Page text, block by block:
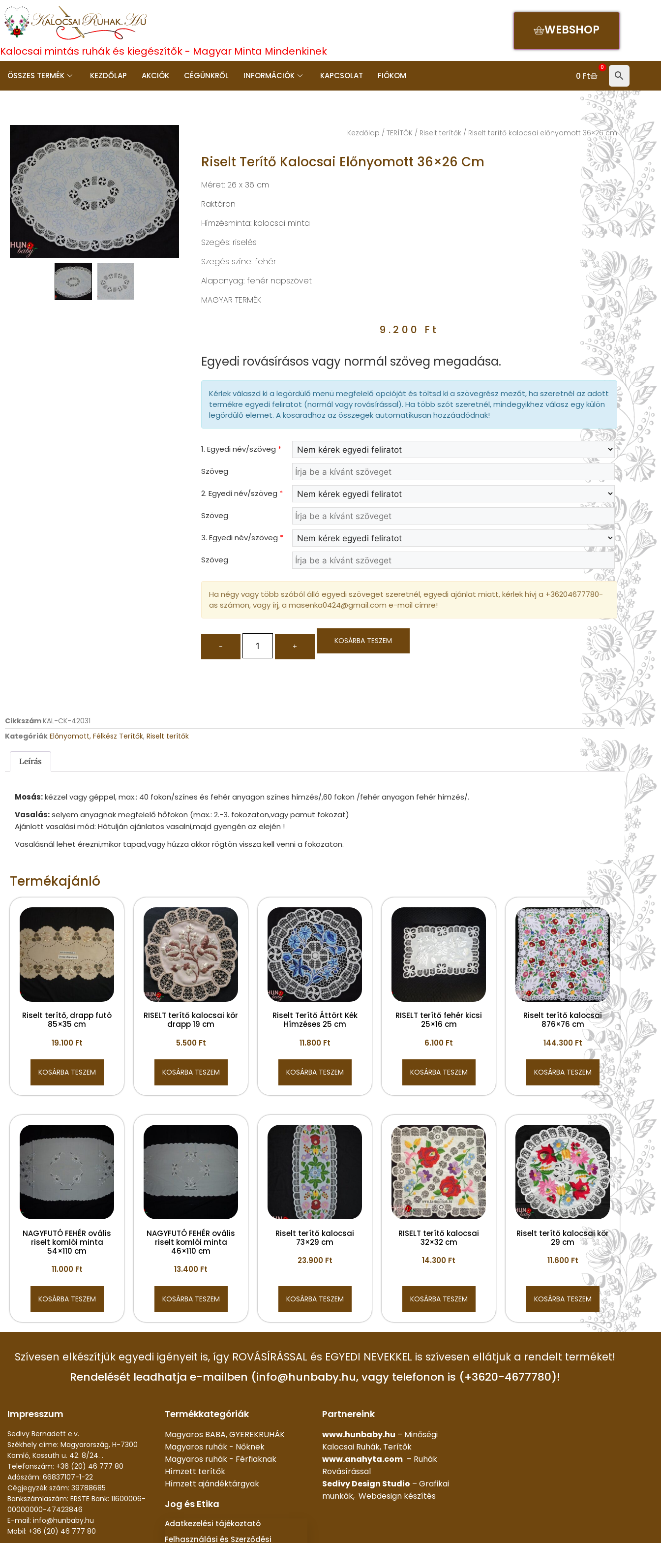
Kalocsai mintás ruhák és kiegészítők - Magyar Minta Mindenkinek
WEBSHOP
ÖSSZES TERMÉK KEZDŐLAP AKCIÓK CÉGÜNKRŐL INFORMÁCIÓK KAPCSOLAT FIÓKOM 0 Ft
0
Kezdőlap / TERÍTŐK / Riselt terítők / Riselt terítő kalocsai előnyomott 36×26 cm
Riselt Terítő Kalocsai Előnyomott 36×26 Cm
Méret: 26 x 36 cm
Raktáron
Hímzésminta: kalocsai minta
Szegés: riselés
Szegés színe: fehér
Alapanyag: fehér napszövet
MAGYAR TERMÉK
9.200 Ft
Egyedi rovásírásos vagy normál szöveg megadása.
Kérlek válaszd ki a legördülő menü megfelelő opcióját és töltsd ki a szövegrész mezőt, ha szeretnél az adott
termékre egyedi feliratot (normál vagy rovásírással). Ha több szót szeretnél, mindegyikhez válasz egy külön
legördülő elemet. A kosaradhoz az összegek automatikusan hozzáadódnak!
1. Egyedi név/szöveg *
Szöveg
2. Egyedi név/szöveg *
Szöveg
3. Egyedi név/szöveg *
Szöveg
Ha négy vagy több szóból álló egyedi szöveget szeretnél, egyedi ajánlat miatt, kérlek hívj a +36204677780-
as számon, vagy írj, a masenka0424@gmail.com e-mail címre!
- +
KOSÁRBA TESZEM
CikkszámKAL-CK-42031
Kategóriák Előnyomott, Félkész Terítők, Riselt terítők
Leírás
Mosás:kézzel vagy géppel, max.: 40 fokon/színes és fehér anyagon színes hímzés/,60 fokon /fehér anyagon fehér hímzés/.
Vasalás:selyem anyagnak megfelelő hőfokon (max.: 2.-3. fokozaton,vagy pamut fokozat)
Ajánlott vasalási mód: Hátulján ajánlatos vasalni,majd gyengén az elején !
Vasalásnál lehet érezni,mikor tapad,vagy húzza akkor rögtön vissza kell venni a fokozaton.
Termékajánló
Riselt terítő, drapp futó
85×35 cm
19.100 Ft
KOSÁRBA TESZEM
RISELT terítő kalocsai kör
drapp 19 cm
5.500 Ft
KOSÁRBA TESZEM
Riselt Terítő Áttört Kék
Hímzéses 25 cm
11.800 Ft
KOSÁRBA TESZEM
RISELT terítő fehér kicsi
25×16 cm
6.100 Ft
KOSÁRBA TESZEM
Riselt terítő kalocsai
876×76 cm
144.300 Ft
KOSÁRBA TESZEM
NAGYFUTÓ FEHÉR ovális
riselt komlói minta
54×110 cm
11.000 Ft
KOSÁRBA TESZEM
NAGYFUTÓ FEHÉR ovális
riselt komlói minta
46×110 cm
13.400 Ft
KOSÁRBA TESZEM
Riselt terítő kalocsai
73×29 cm
23.900 Ft
KOSÁRBA TESZEM
RISELT terítő kalocsai
32×32 cm
14.300 Ft
KOSÁRBA TESZEM
Riselt terítő kalocsai kör
29 cm
11.600 Ft
KOSÁRBA TESZEM
Szívesen elkészítjük egyedi igényeit is, így ROVÁSÍRÁSSAL és EGYEDI NEVEKKEL is szívesen ellátjuk a rendelt terméket!
Rendelését leadhatja e-mailben (info@hunbaby.hu, vagy telefonon is (+3620-4677780)!
Impresszum
Sedivy Bernadett e.v.
Székhely címe: Magyarország, H-7300
Komló, Kossuth u. 42. 8/24. .
Telefonszám: +36 (20) 46 777 80
Adószám: 66837107-1-22
Cégjegyzék szám: 39788685
Bankszámlaszám: ERSTE Bank: 11600006-
00000000-47423846
E-mail: info@hunbaby.hu
Mobil: +36 (20) 46 777 80
Termékkategóriák
Magyaros BABA, GYEREKRUHÁK
Magyaros ruhák - Nőknek
Magyaros ruhák - Férfiaknak
Hímzett terítők
Hímzett ajándéktárgyak
Jog és Etika
Adatkezelési tájékoztató
Felhasználási és Szerződési
Partnereink
www.hunbaby.hu – Minőségi
Kalocsai Ruhák, Terítők
www.anahyta.com – Ruhák
Rovásírással
Sedivy Design Studio – Grafikai
munkák, Webdesign készítés